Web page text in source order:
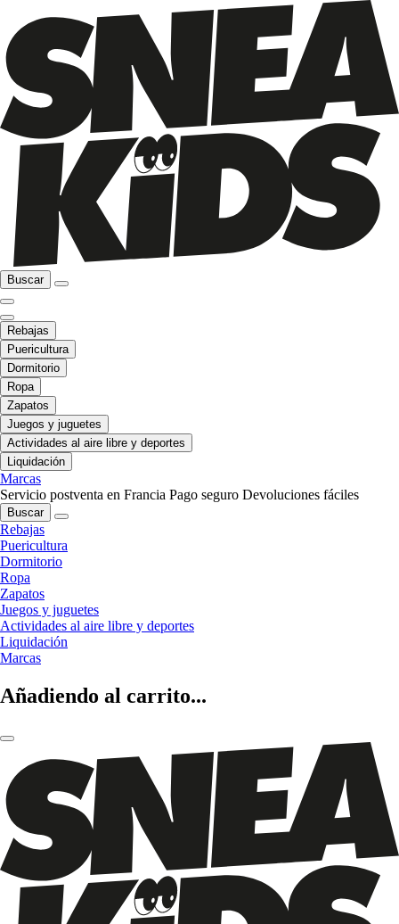
Buscar
Rebajas
Puericultura
Dormitorio
Ropa
Zapatos
Juegos y juguetes
Actividades al aire libre y deportes
Liquidación
Marcas
Servicio postventa en Francia Pago seguro Devoluciones fáciles
Buscar
Rebajas
Puericultura
Dormitorio
Ropa
Zapatos
Juegos y juguetes
Actividades al aire libre y deportes
Liquidación
Marcas
Añadiendo al carrito...